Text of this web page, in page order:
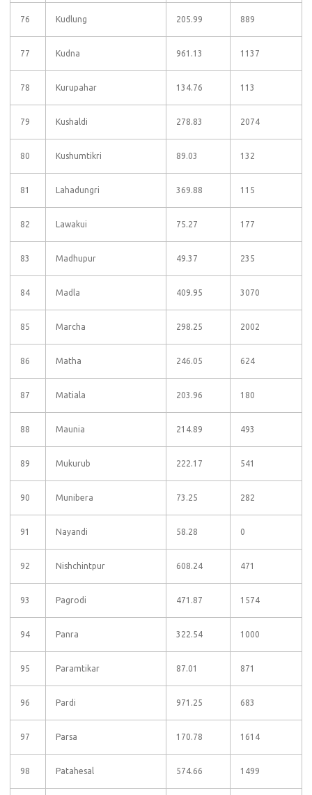
76 Kudlung 205.99 889
77 Kudna 961.13 1137
78 Kurupahar 134.76 113
79 Kushaldi 278.83 2074
80 Kushumtikri 89.03 132
81 Lahadungri 369.88 115
82 Lawakui 75.27 177
83 Madhupur 49.37 235
84 Madla 409.95 3070
85 Marcha 298.25 2002
86 Matha 246.05 624
87 Matiala 203.96 180
88 Maunia 214.89 493
89 Mukurub 222.17 541
90 Munibera 73.25 282
91 Nayandi 58.28 0
92 Nishchintpur 608.24 471
93 Pagrodi 471.87 1574
94 Panra 322.54 1000
95 Paramtikar 87.01 871
96 Pardi 971.25 683
97 Parsa 170.78 1614
98 Patahesal 574.66 1499